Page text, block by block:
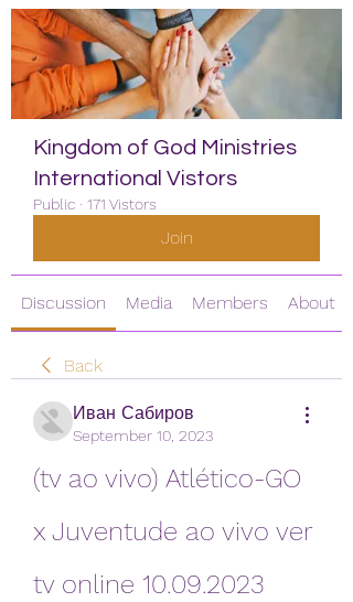
Kingdom of God Ministries
International Vistors
Public · 171 Vistors
Join
Discussion Media Members About
Back
Иван Сабиров
September 10, 2023
(tv ao vivo) Atlético-GO
x Juventude ao vivo ver
tv online 10.09.2023